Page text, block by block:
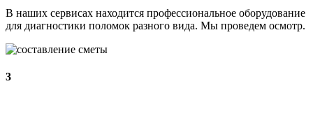
В наших сервисах находится профессиональное оборудование
для диагностики поломок разного вида. Мы проведем осмотр.
3